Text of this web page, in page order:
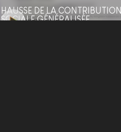
HAUSSE DE LA CONTRIBUTION
SOCIALE GÉNÉRALISÉE